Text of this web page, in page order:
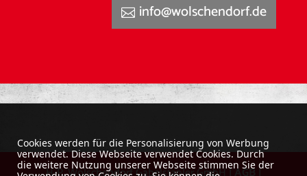
info@wolschendorf.de
Cookies werden für die Personalisierung von Werbung
verwendet. Diese Webseite verwendet Cookies. Durch
die weitere Nutzung unserer Webseite stimmen Sie der